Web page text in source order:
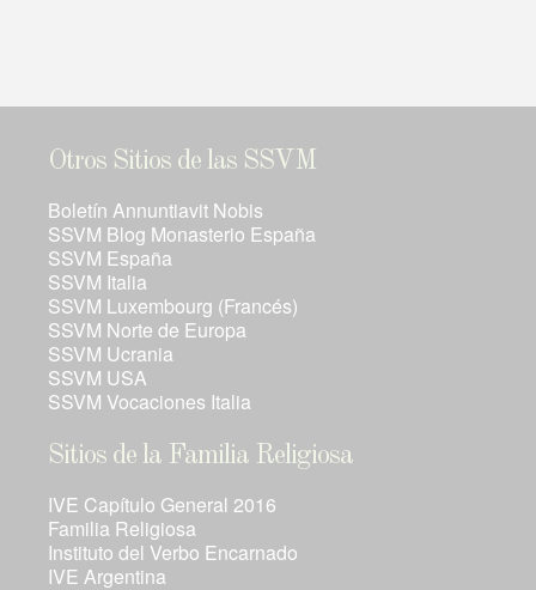
Otros Sitios de las SSVM
Boletín Annuntiavit Nobis
SSVM Blog Monasterio España
SSVM España
SSVM Italia
SSVM Luxembourg (Francés)
SSVM Norte de Europa
SSVM Ucrania
SSVM USA
SSVM Vocaciones Italia
Sitios de la Familia Religiosa
IVE Capítulo General 2016
Familia Religiosa
Instituto del Verbo Encarnado
IVE Argentina